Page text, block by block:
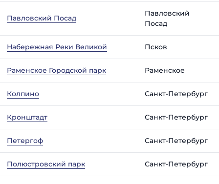
Павловский Посад
Павловский
Посад
Набережная Реки Великой Псков
Раменское Городской парк Раменское
Колпино Санкт-Петербург
Кронштадт Санкт-Петербург
Петергоф Санкт-Петербург
Полюстровский парк Санкт-Петербург